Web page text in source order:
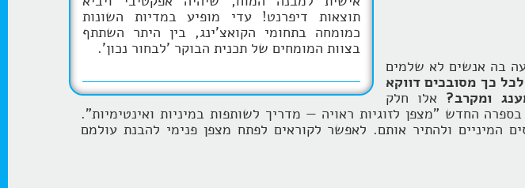
תוצאות דיפרנט! עדי מופיע במדיות השונות
כמומחה בתחומי הקואצ'ינג, בין היתר השתתף
בצוות המומחים של תכנית הבוקר 'לבחור נכון'.
בה אנשים לא שלמים
כך מסובכים דווקא
אלו חלק
החדש "מצפן לזוגיות ראויה — מדריך לשותפות במיניות ואינטימיות".
המיניים ולהתיר אותם. לאפשר לקוראים לפתח מצפן פנימי להבנת עולמם